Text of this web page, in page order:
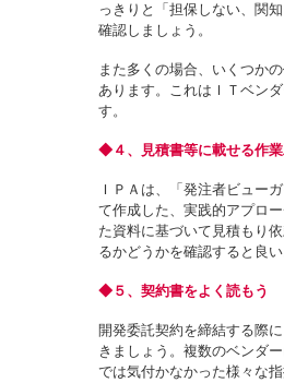
っきりと「担保しない、関
確認しましょう。
また多くの場合、いくつか
あります。これはＩＴベン
す。
◆４、見積書等に載せる作
ＩＰＡは、「発注者ビュー
て作成した、実践的アプロ
た資料に基づいて見積もり
るかどうかを確認すると良い
◆５、契約書をよく読もう
開発委託契約を締結する際
きましょう。複数のベンダ
では気付かなかった様々な